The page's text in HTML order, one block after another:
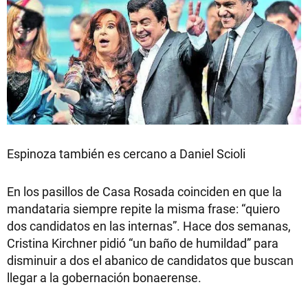
Espinoza también es cercano a Daniel Scioli
En los pasillos de Casa Rosada coinciden en que la
mandataria siempre repite la misma frase: “quiero
dos candidatos en las internas”. Hace dos semanas,
Cristina Kirchner pidió “un baño de humildad” para
disminuir a dos el abanico de candidatos que buscan
llegar a la gobernación bonaerense.